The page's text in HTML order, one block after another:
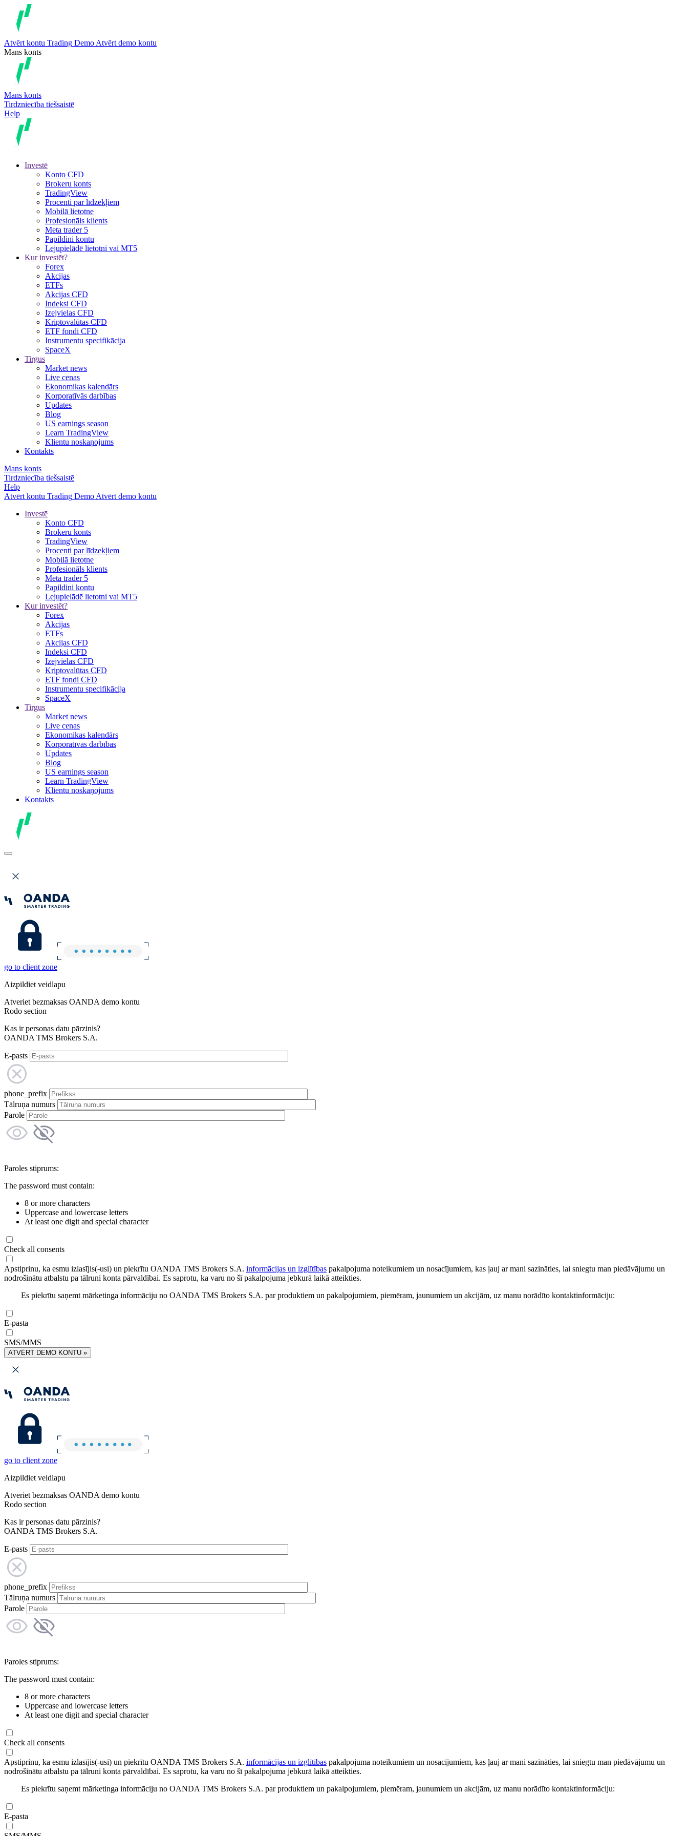
Atvērt kontu Trading Demo Atvērt demo kontu
Mans konts
Mans konts
Tirdzniecība tiešsaistē
Help
Investē
Konto CFD
Brokeru konts
TradingView
Procenti par līdzekļiem
Mobilā lietotne
Profesionāls klients
Meta trader 5
Papildini kontu
Lejupielādē lietotni vai MT5
Kur investēt?
Forex
Akcijas
ETFs
Akcijas CFD
Indeksi CFD
Izejvielas CFD
Kriptovalūtas CFD
ETF fondi CFD
Instrumentu specifikācija
SpaceX
Tirgus
Market news
Live cenas
Ekonomikas kalendārs
Korporatīvās darbības
Updates
Blog
US earnings season
Learn TradingView
Klientu noskaņojums
Kontakts
Mans konts
Tirdzniecība tiešsaistē
Help
Atvērt kontu Trading Demo Atvērt demo kontu
Investē
Konto CFD
Brokeru konts
TradingView
Procenti par līdzekļiem
Mobilā lietotne
Profesionāls klients
Meta trader 5
Papildini kontu
Lejupielādē lietotni vai MT5
Kur investēt?
Forex
Akcijas
ETFs
Akcijas CFD
Indeksi CFD
Izejvielas CFD
Kriptovalūtas CFD
ETF fondi CFD
Instrumentu specifikācija
SpaceX
Tirgus
Market news
Live cenas
Ekonomikas kalendārs
Korporatīvās darbības
Updates
Blog
US earnings season
Learn TradingView
Klientu noskaņojums
Kontakts
go to client zone
Aizpildiet veidlapu
Atveriet bezmaksas OANDA demo kontu
Rodo section
Kas ir personas datu pārzinis?
OANDA TMS Brokers S.A.
E-pasts
phone_prefix
Tālruņa numurs
Parole
Paroles stiprums:
The password must contain:
8 or more characters
Uppercase and lowercase letters
At least one digit and special character
Check all consents
Apstiprinu, ka esmu izlasījis(-usi) un piekrītu OANDA TMS Brokers S.A. informācijas un izglītības pakalpojuma noteikumiem un nosacījumiem, kas ļauj ar mani sazināties, lai sniegtu man piedāvājumu un
nodrošinātu atbalstu pa tālruni konta pārvaldībai. Es saprotu, ka varu no šī pakalpojuma jebkurā laikā atteikties.
Es piekrītu saņemt mārketinga informāciju no OANDA TMS Brokers S.A. par produktiem un pakalpojumiem, piemēram, jaunumiem un akcijām, uz manu norādīto kontaktinformāciju:
E-pasta
SMS/MMS
ATVĒRT DEMO KONTU »
go to client zone
Aizpildiet veidlapu
Atveriet bezmaksas OANDA demo kontu
Rodo section
Kas ir personas datu pārzinis?
OANDA TMS Brokers S.A.
E-pasts
phone_prefix
Tālruņa numurs
Parole
Paroles stiprums:
The password must contain:
8 or more characters
Uppercase and lowercase letters
At least one digit and special character
Check all consents
Apstiprinu, ka esmu izlasījis(-usi) un piekrītu OANDA TMS Brokers S.A. informācijas un izglītības pakalpojuma noteikumiem un nosacījumiem, kas ļauj ar mani sazināties, lai sniegtu man piedāvājumu un
nodrošinātu atbalstu pa tālruni konta pārvaldībai. Es saprotu, ka varu no šī pakalpojuma jebkurā laikā atteikties.
Es piekrītu saņemt mārketinga informāciju no OANDA TMS Brokers S.A. par produktiem un pakalpojumiem, piemēram, jaunumiem un akcijām, uz manu norādīto kontaktinformāciju:
E-pasta